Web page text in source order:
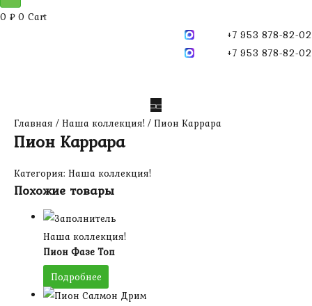
0 ₽ 0 Cart
+7 953 878-82-02
+7 953 878-82-02
Главная / Наша коллекция! / Пион Каррара
Пион Каррара
Категория: Наша коллекция!
Похожие товары
Наша коллекция!
Пион Фазе Топ
Подробнее